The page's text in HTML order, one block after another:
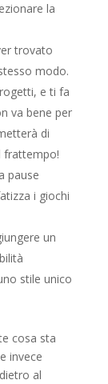
la
trovato
modo.
e ti fa
va bene per
di
frattempo!
pause
i giochi
un
stile unico
cosa sta
invece
al